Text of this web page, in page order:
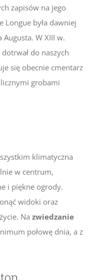
zapisów na jego
Longue była dawniej
Augusta. W XIII w.
do naszych
się obecnie cmentarz
grobami
klimatyczna
w centrum,
i piękne ogrody.
widoki oraz
Na zwiedzanie
połowę dnia, a z